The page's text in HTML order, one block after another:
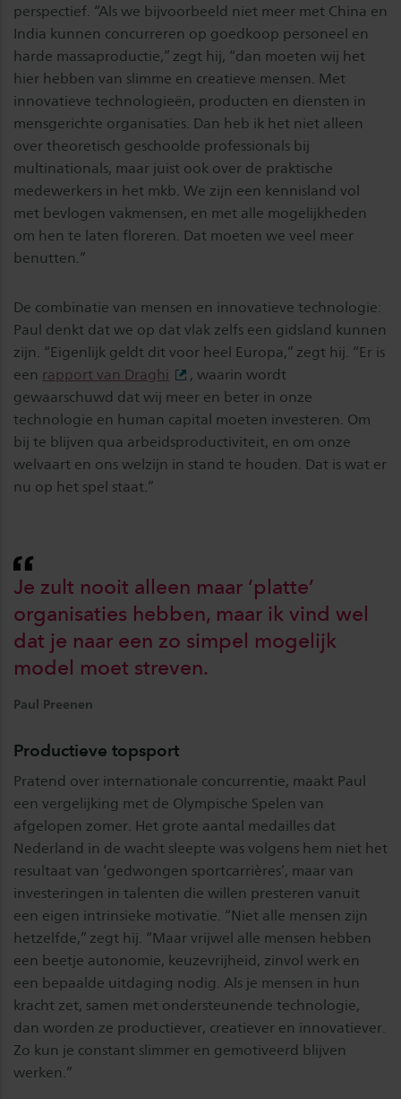
perspectief. “Als we bijvoorbeeld niet meer met China en
India kunnen concurreren op goedkoop personeel en
harde massaproductie,” zegt hij, “dan moeten wij het
hier hebben van slimme en creatieve mensen. Met
innovatieve technologieën, producten en diensten in
mensgerichte organisaties. Dan heb ik het niet alleen
over theoretisch geschoolde professionals bij
multinationals, maar juist ook over de praktische
medewerkers in het mkb. We zijn een kennisland vol
met bevlogen vakmensen, en met alle mogelijkheden
om hen te laten floreren. Dat moeten we veel meer
benutten.”
De combinatie van mensen en innovatieve technologie:
Paul denkt dat we op dat vlak zelfs een gidsland kunnen
zijn. “Eigenlijk geldt dit voor heel Europa,” zegt hij. “Er is
een rapport van Draghi
, waarin wordt
gewaarschuwd dat wij meer en beter in onze
technologie en human capital moeten investeren. Om
bij te blijven qua arbeidsproductiviteit, en om onze
welvaart en ons welzijn in stand te houden. Dat is wat er
nu op het spel staat.”
Je zult nooit alleen maar ‘platte’
organisaties hebben, maar ik vind wel
dat je naar een zo simpel mogelijk
model moet streven.
Paul Preenen
Productieve topsport
Pratend over internationale concurrentie, maakt Paul
een vergelijking met de Olympische Spelen van
afgelopen zomer. Het grote aantal medailles dat
Nederland in de wacht sleepte was volgens hem niet het
resultaat van ‘gedwongen sportcarrières’, maar van
investeringen in talenten die willen presteren vanuit
een eigen intrinsieke motivatie. “Niet alle mensen zijn
hetzelfde,” zegt hij. “Maar vrijwel alle mensen hebben
een beetje autonomie, keuzevrijheid, zinvol werk en
een bepaalde uitdaging nodig. Als je mensen in hun
kracht zet, samen met ondersteunende technologie,
dan worden ze productiever, creatiever en innovatiever.
Zo kun je constant slimmer en gemotiveerd blijven
werken.”